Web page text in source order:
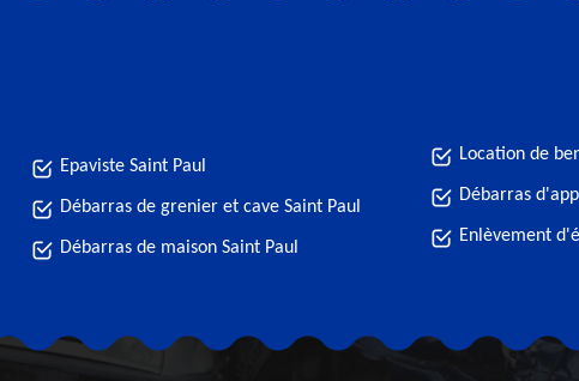
Epaviste Saint Paul
Débarras de grenier et cave Saint Paul
Débarras de maison Saint Paul
Location de
Débarras
Enlèvement